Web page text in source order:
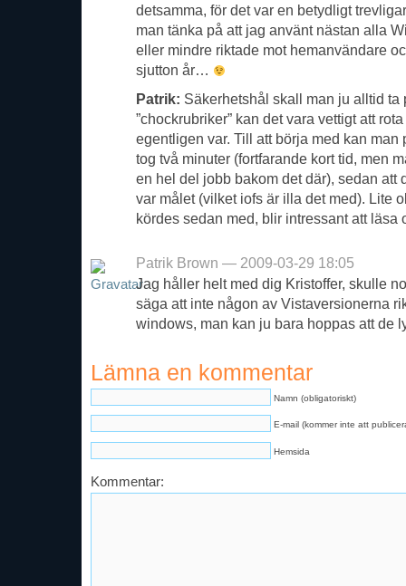
detsamma, för det var en betydligt
man tänka på att jag använt nästan alla
eller mindre riktade mot hemanvändare
sjutton år…
Patrik: Säkerhetshål skall man ju alltid ta
”chockrubriker” kan det vara vettigt att
egentligen var. Till att börja med kan man
tog två minuter (fortfarande kort tid, men
en hel del jobb bakom det där), sedan att
var målet (vilket iofs är illa det med). Lite
kördes sedan med, blir intressant att läsa
Patrik Brown — 2009-03-29 18:05
Jag håller helt med dig Kristoffer, skulle
säga att inte någon av Vistaversionerna
windows, man kan ju bara hoppas att de
Lämna en kommentar
Namn (obligatoriskt)
E-mail (kommer inte att
Hemsida
Kommentar: